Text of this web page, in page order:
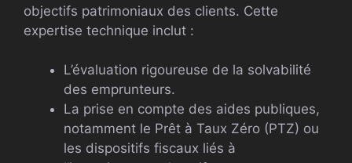
objectifs patrimoniaux des clients. Cette
expertise technique inclut :
L’évaluation rigoureuse de la solvabilité
des emprunteurs.
La prise en compte des aides publiques,
notamment le Prêt à Taux Zéro (PTZ) ou
les dispositifs fiscaux liés à